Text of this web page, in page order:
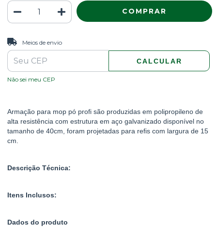
Entregas para o CEP:
Meios de envio
CALCULAR
Não sei meu CEP
Armação para mop pó profi são produzidas em polipropileno de
alta resistência com estrutura em aço galvanizado disponível no
tamanho de 40cm, foram projetadas para refis com largura de 15
cm.
Descrição Técnica:
Itens Inclusos:
Dados do produto